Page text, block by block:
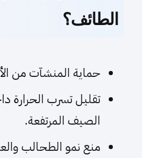
الطائف؟
حماية المنشآت من
تقليل تسرب الحرارة
الصيف المرتفعة.
منع نمو الطحالب